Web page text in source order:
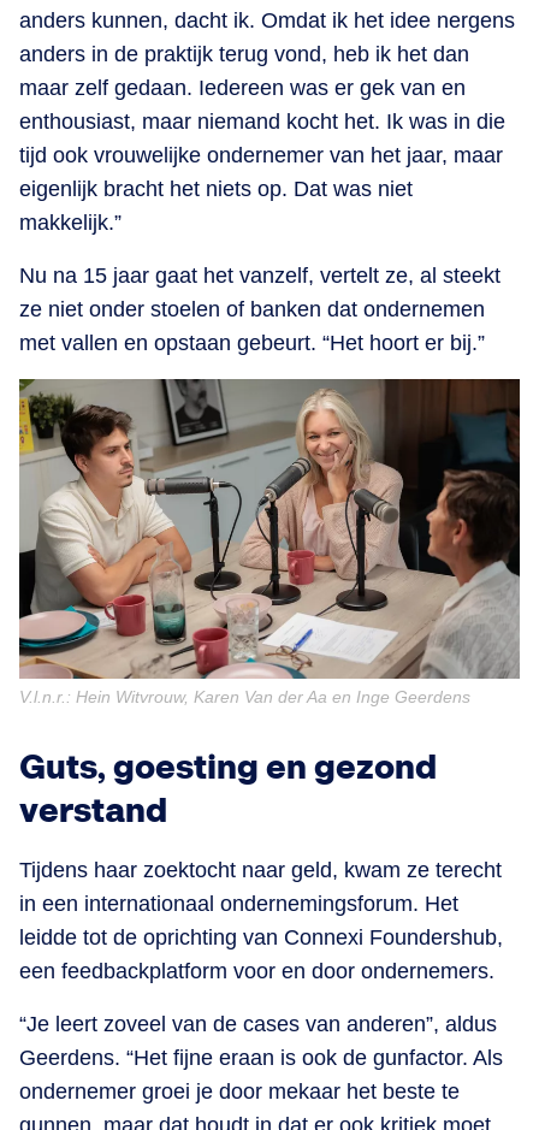
anders kunnen, dacht ik. Omdat ik het idee nergens
anders in de praktijk terug vond, heb ik het dan
maar zelf gedaan. Iedereen was er gek van en
enthousiast, maar niemand kocht het. Ik was in die
tijd ook vrouwelijke ondernemer van het jaar, maar
eigenlijk bracht het niets op. Dat was niet
makkelijk.”
Nu na 15 jaar gaat het vanzelf, vertelt ze, al steekt
ze niet onder stoelen of banken dat ondernemen
met vallen en opstaan gebeurt. “Het hoort er bij.”
V.l.n.r.: Hein Witvrouw, Karen Van der Aa en Inge Geerdens
Guts, goesting en gezond
verstand
Tijdens haar zoektocht naar geld, kwam ze terecht
in een internationaal ondernemingsforum. Het
leidde tot de oprichting van Connexi Foundershub,
een feedbackplatform voor en door ondernemers.
“Je leert zoveel van de cases van anderen”, aldus
Geerdens. “Het fijne eraan is ook de gunfactor. Als
ondernemer groei je door mekaar het beste te
gunnen, maar dat houdt in dat er ook kritiek moet